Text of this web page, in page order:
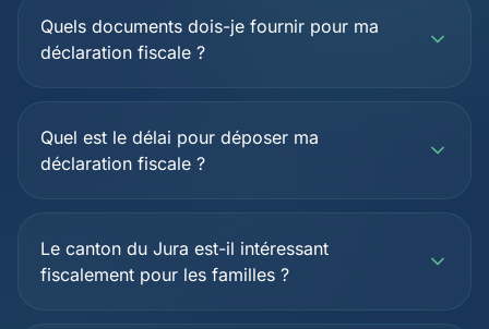
Quels documents dois-je fournir pour ma
déclaration fiscale ?
Quel est le délai pour déposer ma
déclaration fiscale ?
Le canton du Jura est-il intéressant
fiscalement pour les familles ?